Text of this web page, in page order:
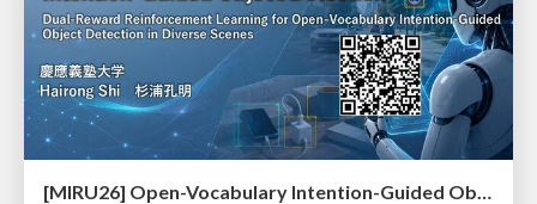
[MIRU26] Open-Vocabulary Intention-Guided Object Detection in Diverse Scenes